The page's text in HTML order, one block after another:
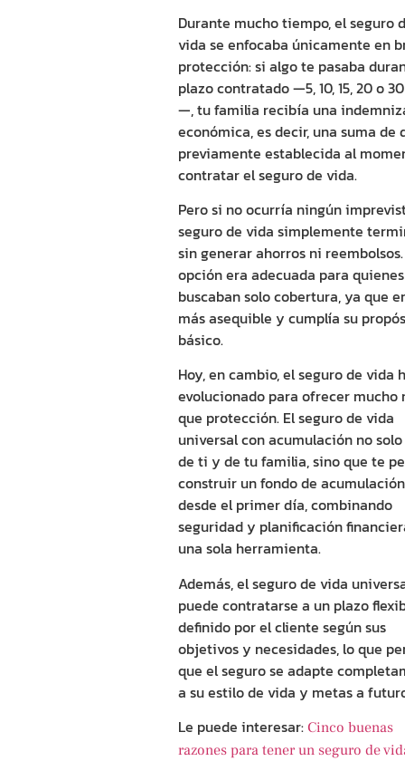
Durante mucho tiempo, elseguro
vida se enfocaba únicamente en
protección: si algo te pasaba
plazo contratado —5, 10, 15, 20 o
—, tu familia recibía una
económica, es decir, una suma de
previamente establecida al
contratar elseguro de vida.
Pero si no ocurría ningún
seguro de vida simplemente
sin generar ahorros ni
opción era adecuada para quienes
buscaban solo cobertura, ya que
más asequible y cumplía su
básico.
Hoy, en cambio, elseguro de vida
evolucionado para ofrecer mucho
que protección. Elseguro de vida
universal con acumulación no
de ti y de tu familia, sino que te
construir un fondo de acumulación
desde el primer día, combinando
seguridad y planificación
una sola herramienta.
Además, elseguro de vida
puede contratarse a un plazo
definido por el cliente según sus
objetivos y necesidades, lo que
que el seguro se adapte
a su estilo de vida y metas a
Le puede interesar: Cinco buenas
razones para tener un seguro de